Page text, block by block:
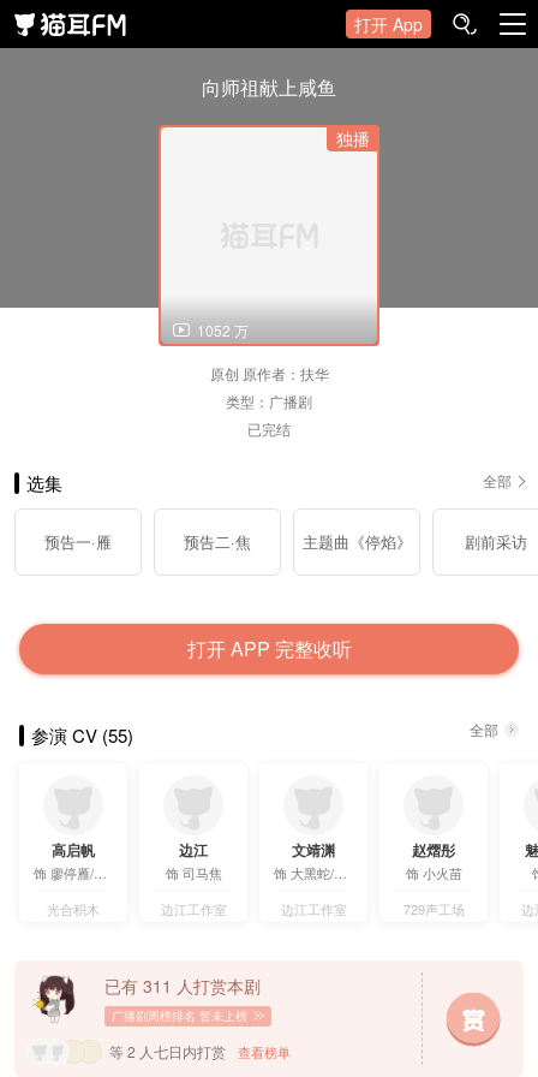
打开 App
向师祖献上咸鱼
独播
1052 万
原创 原作者：扶华
类型： 广播剧
已完结
选集 全部
预告一·雁 预告二·焦 主题曲《停焰》 剧前采访
打开 APP 完整收听
参演 CV (55) 全部
高启帆
饰 廖停雁/邹雁
光合积木
边江
饰司马焦
边江工作室
文靖渊
饰大黑蛇/危厄/甲方
边江工作室
赵熠彤
饰小火苗
729声工场
边
已有 311 人打赏本剧
广播剧周榜排名 暂未上榜
等 2 人七日内打赏 查看榜单